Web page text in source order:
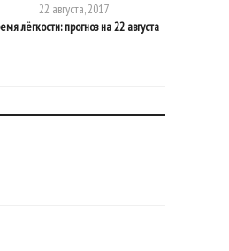
22 августа, 2017
лёгкости: прогноз на 22 августа